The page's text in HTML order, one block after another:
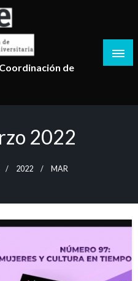
de
2022
2022 MAR